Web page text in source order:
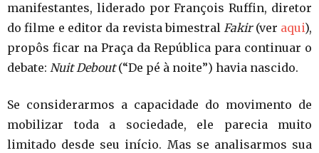
manifestantes, liderado por François Ruffin, diretor
do filme e editor da revista bimestralFakir(ver aqui),
propôs ficar na Praça da República para continuar o
debate: Nuit Debout(“De pé à noite”) havia nascido.
Se considerarmos a capacidade do movimento de
mobilizar toda a sociedade, ele parecia muito
limitado desde seu início. Mas se analisarmos sua